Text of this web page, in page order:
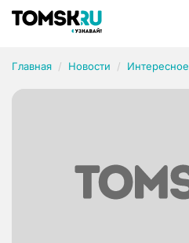
Главная Новости Интересное